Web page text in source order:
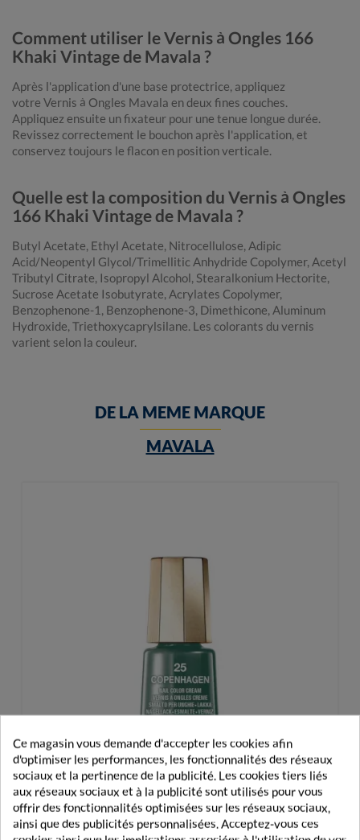
Comment utiliser le Vernis à Ongles 166
Khaki Vintage de Mavala ?
Après l'application d'une base protectrice, appliquez
votre Vernis à Ongles Mavala en deux fines couches.
Appliquez ensuite un fixateur pour une tenue longue durée.
Revissez correctement le bouchon après l'application, et
conservez toujours le flacon en position verticale.
Quelle est la composition du Vernis à Ongles
166 Khaki Vintage de Mavala ?
Butyl Acetate, Ethyl Acetate, Nitrocellulose, Adipic
Acid/Neopentyl Glycol/Trimellitic Anhydride Copolymer, Acetyl
Tributyl Citrate, Isopropyl Alcohol, Stearalkonium Hectorite,
Sucrose Acetate Isobutyrate, Acrylates Copolymer,
Benzophenone-1, Benzophenone-3, Dimethicone, Aluminum
Hydroxide, Triethoxycaprylsilane. Les colorants du vernis
varient selon la couleur.
DE LA MEME MARQUE
MAVALA
Mavala Vernis À Ongles 025 Copenhagen 5ml
Ce magasin vous demande d'accepter les cookies afin
d'optimiser les performances, les fonctionnalités des réseaux
sociaux et la pertinence de la publicité. Les cookies tiers liés
aux réseaux sociaux et à la publicité sont utilisés pour vous
offrir des fonctionnalités optimisées sur les réseaux sociaux,
ainsi que des publicités personnalisées. Acceptez-vous ces